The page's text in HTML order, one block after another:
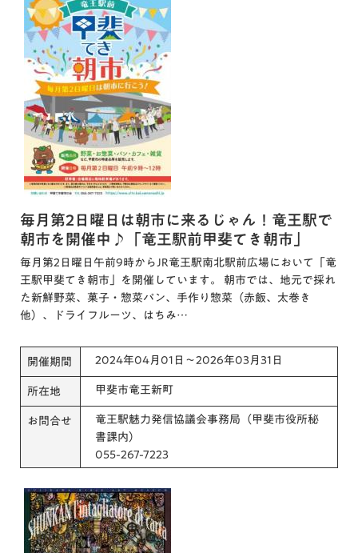
毎月第2日曜日は朝市に来るじゃん！竜王駅で
朝市を開催中♪「竜王駅前甲斐てき朝市」
毎月第2日曜日午前9時からJR竜王駅南北駅前広場において「竜
王駅甲斐てき朝市」を開催しています。 朝市では、地元で採れ
た新鮮野菜、菓子・惣菜パン、手作り惣菜（赤飯、太巻き
他）、ドライフルーツ、はちみ…
開催期間 2024年04月01日～2026年03月31日
所在地 甲斐市竜王新町
お問合せ
竜王駅魅力発信協議会事務局（甲斐市役所秘
書課内）
055-267-7223